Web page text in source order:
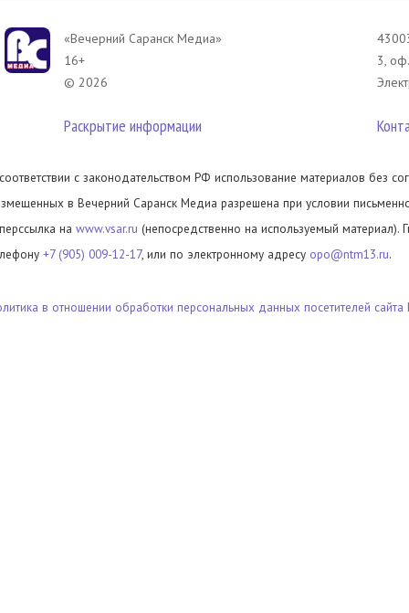
«Вечерний Саранск Mедиа»
16+
© 2026
Раскрытие информации
3,
с законодательством РФ использование материалов без
в Вечерний Саранск Медиа разрешена при условии
на www.vsar.ru (непосредственно на используемый материал).
+7 (905) 009-12-17, или по электронному адресу opo@ntm13.ru.
в отношении обработки персональных данных посетителей